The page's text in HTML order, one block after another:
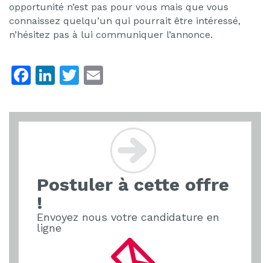
opportunité n’est pas pour vous mais que vous
connaissez quelqu’un qui pourrait être intéressé,
n’hésitez pas à lui communiquer l’annonce.
F
c
o
k
Li
k
T
itt ai
Postuler à cette offre
!
Envoyez nous votre candidature en
ligne